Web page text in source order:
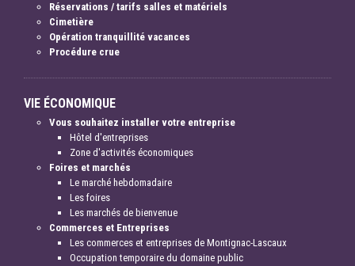
Réservations / tarifs salles et matériels
Cimetière
Opération tranquillité vacances
Procédure crue
VIE ÉCONOMIQUE
Vous souhaitez installer votre entreprise
Hôtel d'entreprises
Zone d'activités économiques
Foires et marchés
Le marché hebdomadaire
Les foires
Les marchés de bienvenue
Commerces et Entreprises
Les commerces et entreprises de Montignac-Lascaux
Occupation temporaire du domaine public